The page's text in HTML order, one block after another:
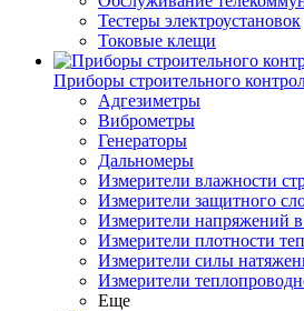
Тестеры электроустановок
Токовые клещи
Приборы строительного
Адгезиметры
Виброметры
Генераторы
Дальномеры
Измерители влажности
Измерители защитного
Измерители напряжений в
Измерители плотности
Измерители силы
Измерители
Еще